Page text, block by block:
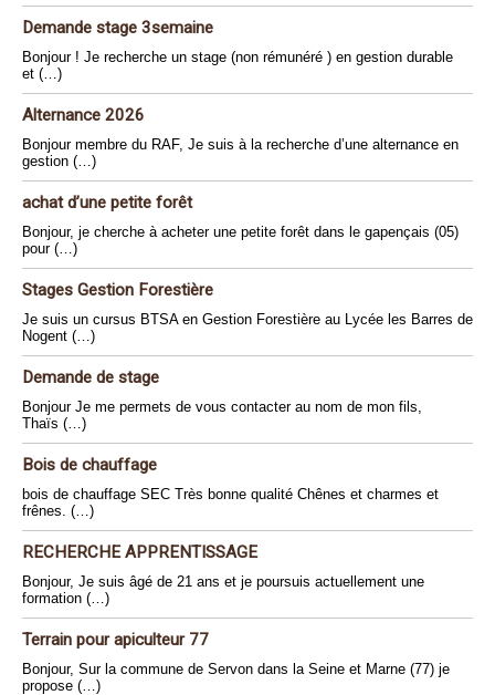
Demande stage 3semaine
Bonjour ! Je recherche un stage (non rémunéré ) en gestion durable
et (…)
Alternance 2026
Bonjour membre du RAF, Je suis à la recherche d’une alternance en
gestion (…)
achat d’une petite forêt
Bonjour, je cherche à acheter une petite forêt dans le gapençais (05)
pour (…)
Stages Gestion Forestière
Je suis un cursus BTSA en Gestion Forestière au Lycée les Barres de
Nogent (…)
Demande de stage
Bonjour Je me permets de vous contacter au nom de mon fils,
Thaïs (…)
Bois de chauffage
bois de chauffage SEC Très bonne qualité Chênes et charmes et
frênes. (…)
RECHERCHE APPRENTISSAGE
Bonjour, Je suis âgé de 21 ans et je poursuis actuellement une
formation (…)
Terrain pour apiculteur 77
Bonjour, Sur la commune de Servon dans la Seine et Marne (77) je
propose (…)